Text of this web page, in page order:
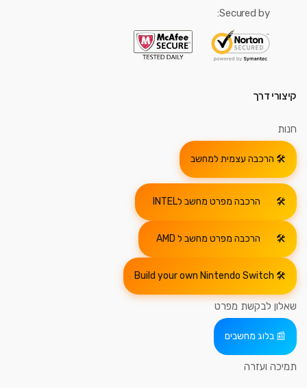
Secured by:
קיצורי דרך
חנות
הרכבה עצמית למחשב
הרכבה מפרט מחשב לINTEL
הרכבה מפרט מחשב ל AMD
Build your own Nintendo Switch
שאלון לבקשת מפרט
בלוג מחשבים
תמיכה ועזרה